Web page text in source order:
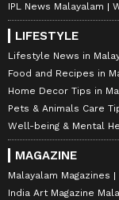
IPL News Malayalam
LIFESTYLE
Lifestyle News in
Food and Recipes in
Home Decor Tips in
Pets & Animals Care
Well-being & Mental
MAGAZINE
Malayalam Magazines
India Art Magazine